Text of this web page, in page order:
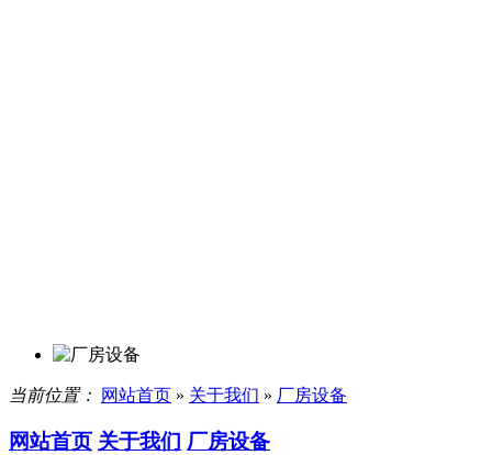
当前位置： 网站首页 » 关于我们 » 厂房设备
网站首页 关于我们 厂房设备